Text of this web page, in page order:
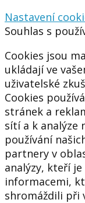
Nastavení
Souhlas s
Cookies jsou
ukládají ve
uživatelské
Cookies
stránek a
sítí a k analýze
používání
partnery v
analýzy, kteří
informacemi,
shromáždili při